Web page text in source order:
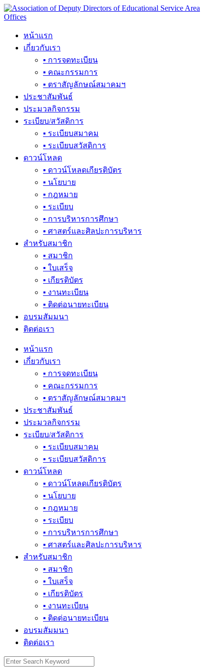
Skip
to
หน้าแรก
เกี่ยวกับเรา
▪ การจดทะเบียน
▪ คณะกรรมการ
▪ ตราสัญลักษณ์สมาคมฯ
ประชาสัมพันธ์
ประมวลกิจกรรม
ระเบียบ/สวัสดิการ
▪ ระเบียบสมาคม
▪ ระเบียบสวัสดิการ
ดาวน์โหลด
▪ ดาวน์โหลดเกียรติบัตร
▪ นโยบาย
▪ กฎหมาย
▪ ระเบียบ
▪ การบริหารการศึกษา
▪ ศาสตร์และศิลปะการบริหาร
สำหรับสมาชิก
▪ สมาชิก
▪ ใบเสร็จ
▪ เกียรติบัตร
▪ งานทะเบียน
▪ ติดต่อนายทะเบียน
อบรมสัมมนา
ติดต่อเรา
หน้าแรก
เกี่ยวกับเรา
▪ การจดทะเบียน
▪ คณะกรรมการ
▪ ตราสัญลักษณ์สมาคมฯ
ประชาสัมพันธ์
ประมวลกิจกรรม
ระเบียบ/สวัสดิการ
▪ ระเบียบสมาคม
▪ ระเบียบสวัสดิการ
ดาวน์โหลด
▪ ดาวน์โหลดเกียรติบัตร
▪ นโยบาย
▪ กฎหมาย
▪ ระเบียบ
▪ การบริหารการศึกษา
▪ ศาสตร์และศิลปะการบริหาร
สำหรับสมาชิก
▪ สมาชิก
▪ ใบเสร็จ
▪ เกียรติบัตร
▪ งานทะเบียน
▪ ติดต่อนายทะเบียน
อบรมสัมมนา
ติดต่อเรา
Search